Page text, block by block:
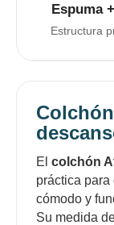
Espuma
Estructura
El colchón
práctica
cómodo y
Su medida